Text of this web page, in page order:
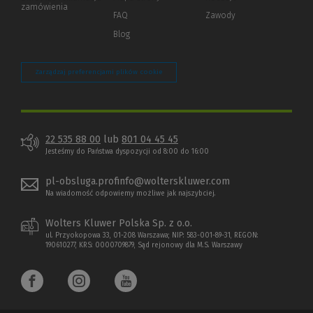
zamówienia
FAQ
Blog
Zawody
Zarządzaj preferencjami plików cookie
22 535 88 00 lub 801 04 45 45
Jesteśmy do Państwa dyspozycji od 8:00 do 16:00
pl-obsluga.profinfo@wolterskluwer.com
Na wiadomość odpowiemy możliwe jak najszybciej.
Wolters Kluwer Polska Sp. z o.o.
ul. Przyokopowa 33, 01-208 Warszawa; NIP: 583-001-89-31, REGON:
190610277, KRS: 0000709879, Sąd rejonowy dla M.S. Warszawy